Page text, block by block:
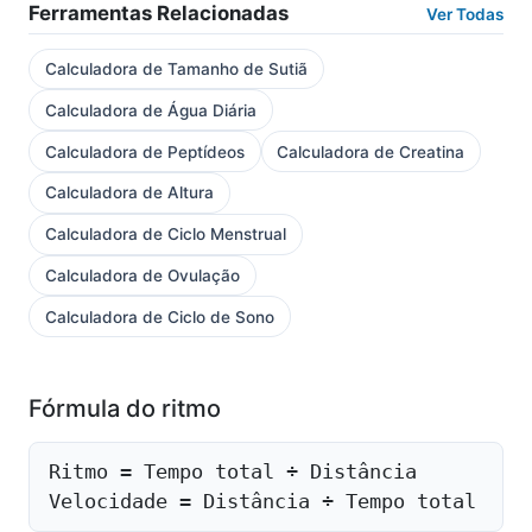
Ferramentas Relacionadas Ver Todas
Calculadora de Tamanho de Sutiã
Calculadora de Água Diária
Calculadora de Peptídeos Calculadora de Creatina
Calculadora de Altura
Calculadora de Ciclo Menstrual
Calculadora de Ovulação
Calculadora de Ciclo de Sono
Fórmula do ritmo
Ritmo = Tempo total ÷ Distância
Velocidade = Distância ÷ Tempo total